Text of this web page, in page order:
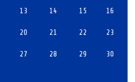
13 14 15 16
20 21 22 23
27 28 29 30